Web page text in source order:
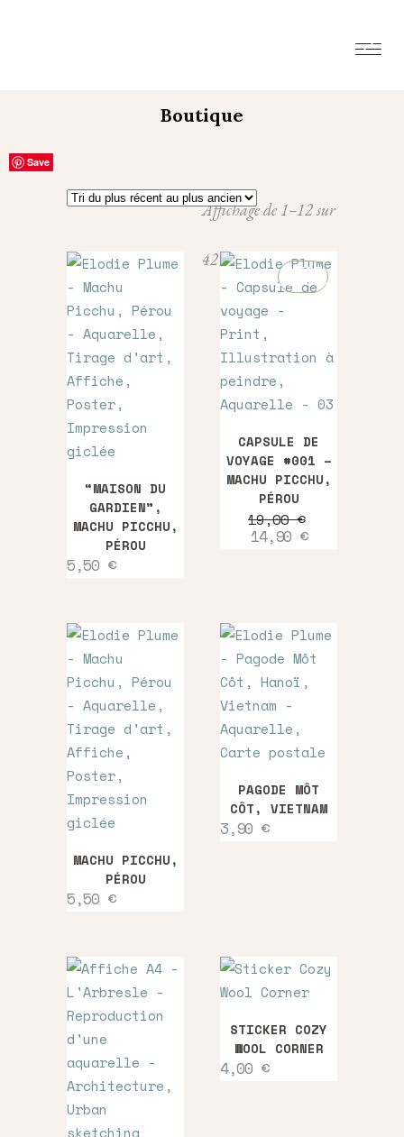
Boutique
Affichage de 1–12 sur
42 résultats Trié
du
plus
récent
au
plus
Save
“MAISON DU
GARDIEN”,
MACHU PICCHU,
PÉROU
5,50 €
Save
OFFRE
DÉCOUVERTE
CAPSULE DE
VOYAGE #001 –
MACHU PICCHU,
PÉROU
19,00€
Le
prix
14,90 €Le
Save
MACHU PICCHU,
PÉROU
5,50 €
Save
PAGODE MÔT
CÔT, VIETNAM
3,90 €
Save
Save
STICKER COZY
WOOL CORNER
4,00 €
Save
Save
Save
Save
Save
Save